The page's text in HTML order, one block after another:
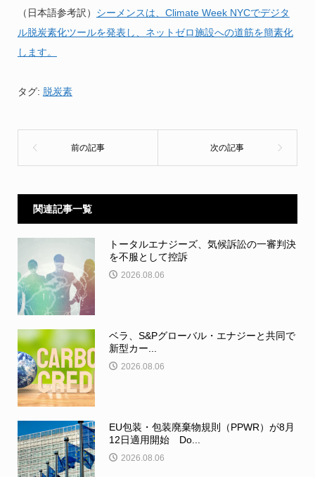
（日本語参考訳） シーメンスは、Climate Week NYCでデジタ
ル脱炭素化ツールを発表し、ネットゼロ施設への道筋を簡素化
します。
タグ: 脱炭素
関連記事一覧
トータルエナジーズ、気候訴訟の一審判決
を不服として控訴
2026.08.06
ベラ、S&Pグローバル・エナジーと共同で
新型カー...
2026.08.06
EU包装・包装廃棄物規則（PPWR）が8月
12日適用開始 Do...
2026.08.06